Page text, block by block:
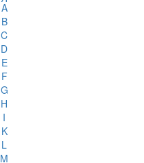
A
B
C
D
E
F
G
H
I
K
L
M